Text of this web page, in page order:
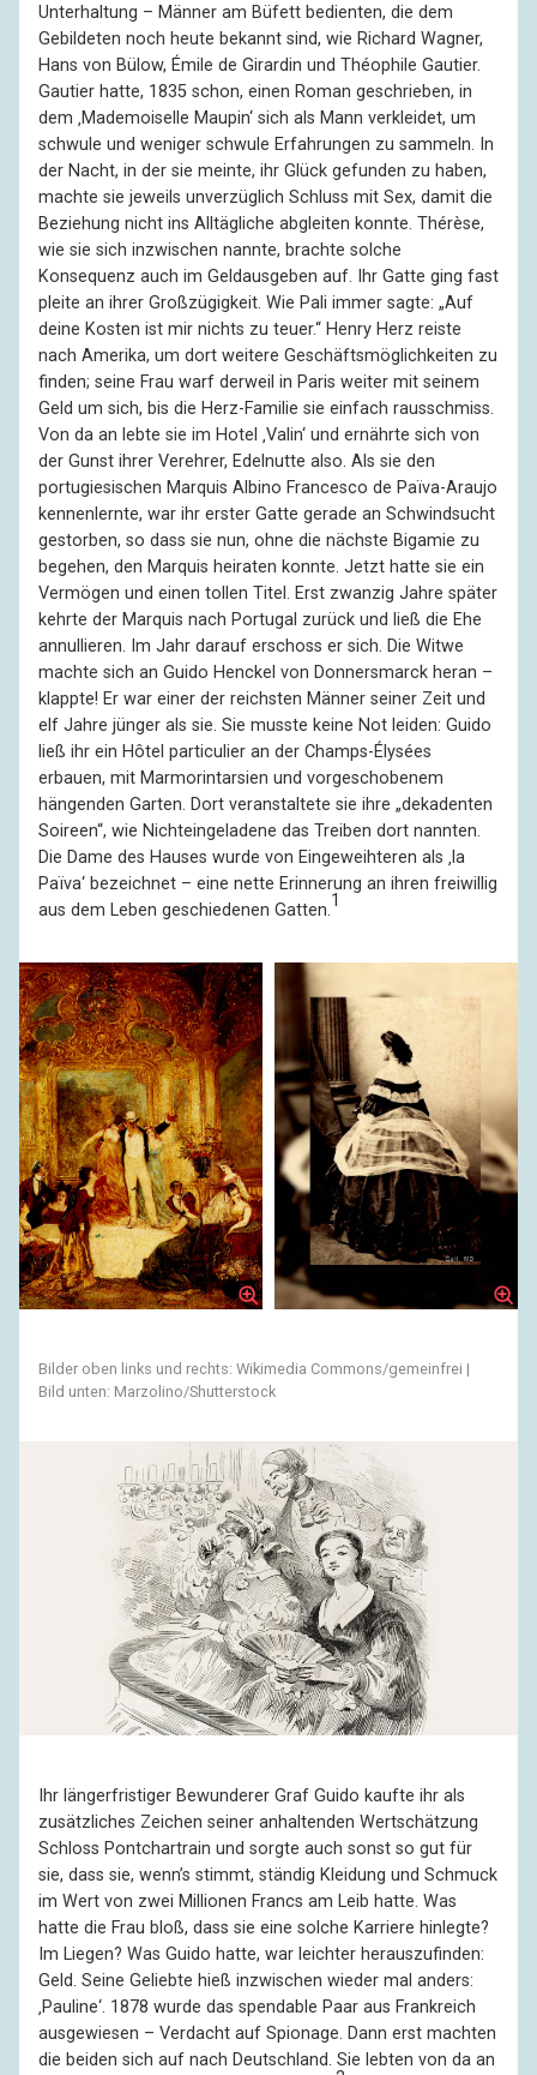
Unterhaltung – Männer am Büfett bedienten, die dem
Gebildeten noch heute bekannt sind, wie Richard Wagner,
Hans von Bülow, Émile de Girardin und Théophile Gautier.
Gautier hatte, 1835 schon, einen Roman geschrieben, in
dem ‚Mademoiselle Maupin‘ sich als Mann verkleidet, um
schwule und weniger schwule Erfahrungen zu sammeln. In
der Nacht, in der sie meinte, ihr Glück gefunden zu haben,
machte sie jeweils unverzüglich Schluss mit Sex, damit die
Beziehung nicht ins Alltägliche abgleiten konnte. Thérèse,
wie sie sich inzwischen nannte, brachte solche
Konsequenz auch im Geldausgeben auf. Ihr Gatte ging fast
pleite an ihrer Großzügigkeit. Wie Pali immer sagte: „Auf
deine Kosten ist mir nichts zu teuer.“ Henry Herz reiste
nach Amerika, um dort weitere Geschäftsmöglichkeiten zu
finden; seine Frau warf derweil in Paris weiter mit seinem
Geld um sich, bis die Herz-Familie sie einfach rausschmiss.
Von da an lebte sie im Hotel ‚Valin‘ und ernährte sich von
der Gunst ihrer Verehrer, Edelnutte also. Als sie den
portugiesischen Marquis Albino Francesco de Païva-Araujo
kennenlernte, war ihr erster Gatte gerade an Schwindsucht
gestorben, so dass sie nun, ohne die nächste Bigamie zu
begehen, den Marquis heiraten konnte. Jetzt hatte sie ein
Vermögen und einen tollen Titel. Erst zwanzig Jahre später
kehrte der Marquis nach Portugal zurück und ließ die Ehe
annullieren. Im Jahr darauf erschoss er sich. Die Witwe
machte sich an Guido Henckel von Donnersmarck heran –
klappte! Er war einer der reichsten Männer seiner Zeit und
elf Jahre jünger als sie. Sie musste keine Not leiden: Guido
ließ ihr ein Hôtel particulier an der Champs-Élysées
erbauen, mit Marmorintarsien und vorgeschobenem
hängenden Garten. Dort veranstaltete sie ihre „dekadenten
Soireen“, wie Nichteingeladene das Treiben dort nannten.
Die Dame des Hauses wurde von Eingeweihteren als ‚la
Païva‘ bezeichnet – eine nette Erinnerung an ihren freiwillig
aus dem Leben geschiedenen Gatten.1
Bilder oben links und rechts: Wikimedia Commons/gemeinfrei |
Bild unten: Marzolino/Shutterstock
Ihr längerfristiger Bewunderer Graf Guido kaufte ihr als
zusätzliches Zeichen seiner anhaltenden Wertschätzung
Schloss Pontchartrain und sorgte auch sonst so gut für
sie, dass sie, wenn’s stimmt, ständig Kleidung und Schmuck
im Wert von zwei Millionen Francs am Leib hatte. Was
hatte die Frau bloß, dass sie eine solche Karriere hinlegte?
Im Liegen? Was Guido hatte, war leichter herauszufinden:
Geld. Seine Geliebte hieß inzwischen wieder mal anders:
‚Pauline‘. 1878 wurde das spendable Paar aus Frankreich
ausgewiesen – Verdacht auf Spionage. Dann erst machten
die beiden sich auf nach Deutschland. Sie lebten von da an